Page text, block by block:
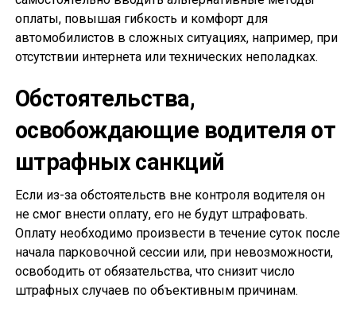
оплаты, повышая гибкость и комфорт для
автомобилистов в сложных ситуациях, например, при
отсутствии интернета или технических неполадках.
Обстоятельства,
освобождающие водителя от
штрафных санкций
Если из-за обстоятельств вне контроля водителя он
не смог внести оплату, его не будут штрафовать.
Оплату необходимо произвести в течение суток после
начала парковочной сессии или, при невозможности,
освободить от обязательства, что снизит число
штрафных случаев по объективным причинам.